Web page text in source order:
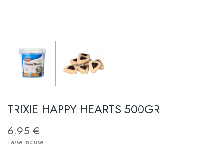
TRIXIE HAPPY HEARTS 500GR
6,95 €
Tasse incluse